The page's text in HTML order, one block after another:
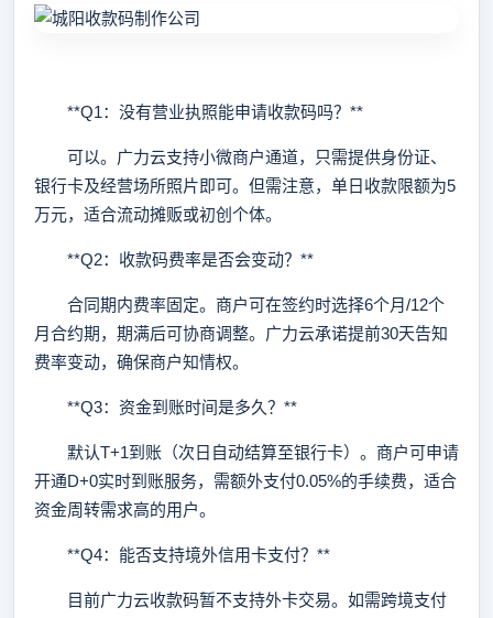
**Q1：没有营业执照能申请收款码吗？**
可以。广力云支持小微商户通道，只需提供身份证、
银行卡及经营场所照片即可。但需注意，单日收款限额为5
万元，适合流动摊贩或初创个体。
**Q2：收款码费率是否会变动？**
合同期内费率固定。商户可在签约时选择6个月/12个
月合约期，期满后可协商调整。广力云承诺提前30天告知
费率变动，确保商户知情权。
**Q3：资金到账时间是多久？**
默认T+1到账（次日自动结算至银行卡）。商户可申请
开通D+0实时到账服务，需额外支付0.05%的手续费，适合
资金周转需求高的用户。
**Q4：能否支持境外信用卡支付？**
目前广力云收款码暂不支持外卡交易。如需跨境支付